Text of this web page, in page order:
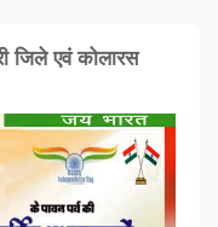
जिले एवं कोलारस